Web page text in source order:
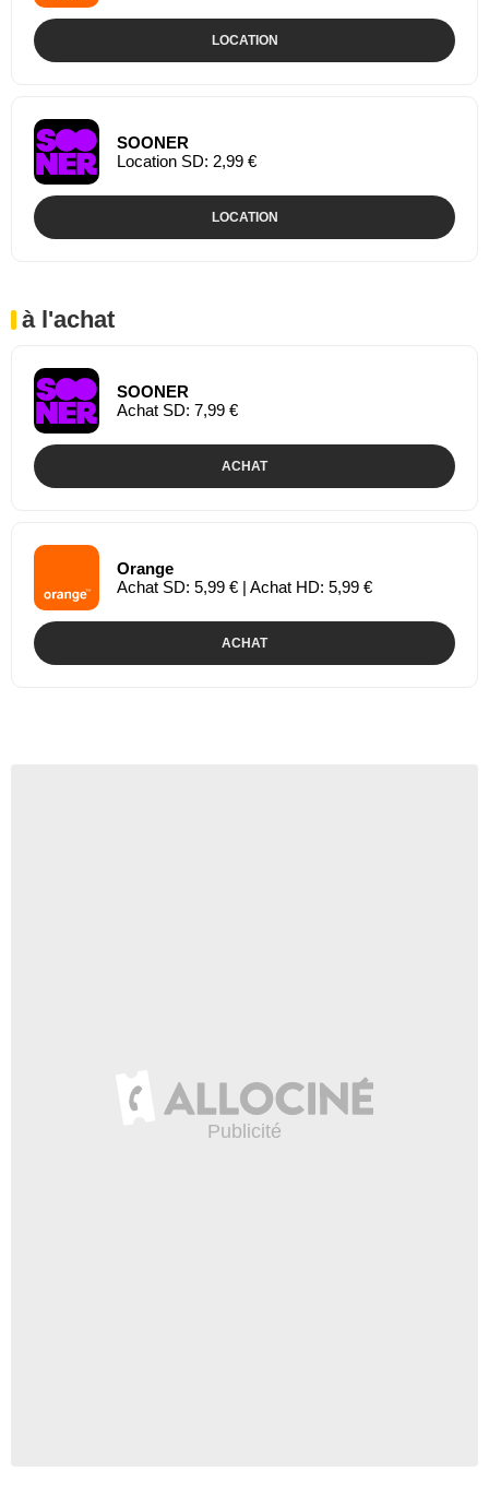
LOCATION
SOONER
Location SD: 2,99 €
LOCATION
à l'achat
SOONER
Achat SD: 7,99 €
ACHAT
Orange
Achat SD: 5,99 € | Achat HD: 5,99 €
ACHAT